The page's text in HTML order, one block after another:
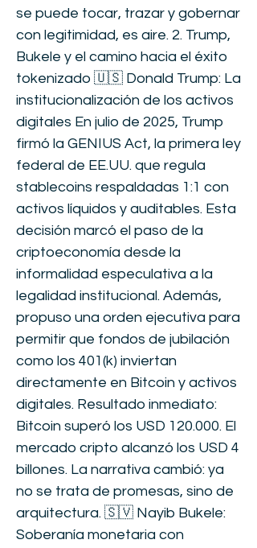
se puede tocar, trazar y gobernar
con legitimidad, es aire. 2. Trump,
Bukele y el camino hacia el éxito
tokenizado 🇺🇸 Donald Trump: La
institucionalización de los activos
digitales En julio de 2025, Trump
firmó la GENIUS Act, la primera ley
federal de EE.UU. que regula
stablecoins respaldadas 1:1 con
activos líquidos y auditables. Esta
decisión marcó el paso de la
criptoeconomía desde la
informalidad especulativa a la
legalidad institucional. Además,
propuso una orden ejecutiva para
permitir que fondos de jubilación
como los 401(k) inviertan
directamente en Bitcoin y activos
digitales. Resultado inmediato:
Bitcoin superó los USD 120.000. El
mercado cripto alcanzó los USD 4
billones. La narrativa cambió: ya
no se trata de promesas, sino de
arquitectura. 🇸🇻 Nayib Bukele:
Soberanía monetaria con